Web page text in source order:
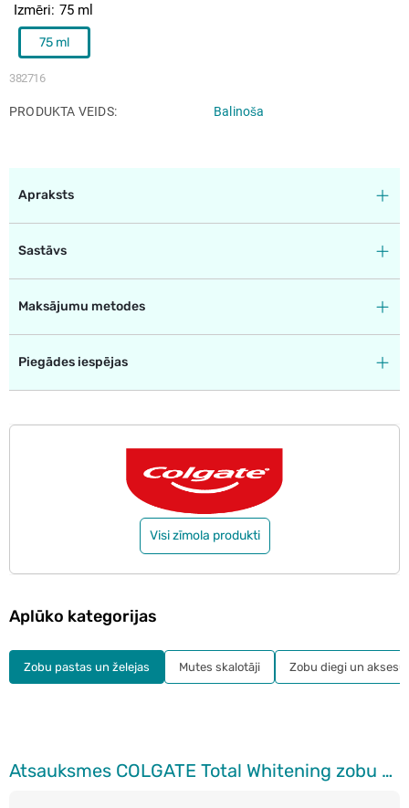
382716
Izmēri 75 ml
75 ml
PRODUKTA VEIDS Balinoša
Apraksts
Sastāvs
Maksājumu metodes
Piegādes iespējas
Visi zīmola produkti
Atsauksmes COLGATE Total Whitening zobu pasta, 75ml
Aplūko kategorijas
Zobu pastas un želejas Mutes skalotāji Zobu diegi un